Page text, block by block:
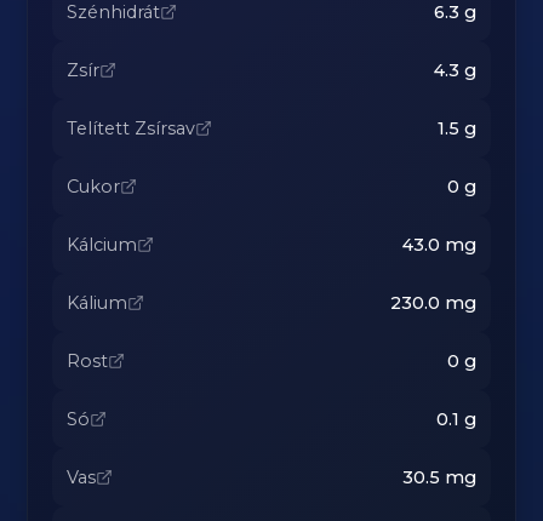
Szénhidrát 6.3 g
Zsír 4.3 g
Telített Zsírsav 1.5 g
Cukor 0 g
Kálcium 43.0 mg
Kálium 230.0 mg
Rost 0 g
Só 0.1 g
Vas 30.5 mg